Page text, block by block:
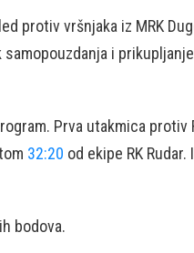
protiv vršnjaka iz MRK
i
Prva utakmica
32:20 od ekipe RK
bodova.